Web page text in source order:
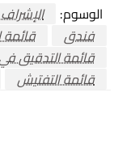
الوسوم:
فندق
قائمة التدقيق في
قائمة التفتيش